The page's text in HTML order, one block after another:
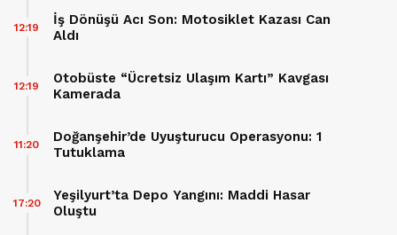
İş Dönüşü Acı Son: Motosiklet Kazası Can
Aldı
12:19
Otobüste “Ücretsiz Ulaşım Kartı” Kavgası
Kamerada
12:19
Doğanşehir’de Uyuşturucu Operasyonu: 1
Tutuklama
11:20
Yeşilyurt’ta Depo Yangını: Maddi Hasar
Oluştu
17:20